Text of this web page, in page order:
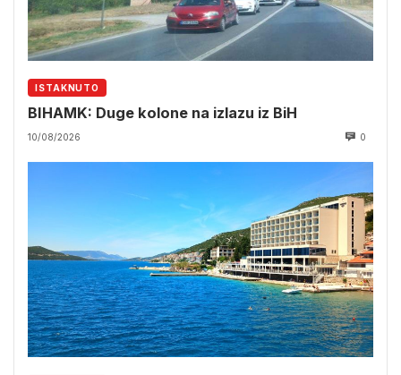
ISTAKNUTO
BIHAMK: Duge kolone na izlazu iz BiH
10/08/2026 0